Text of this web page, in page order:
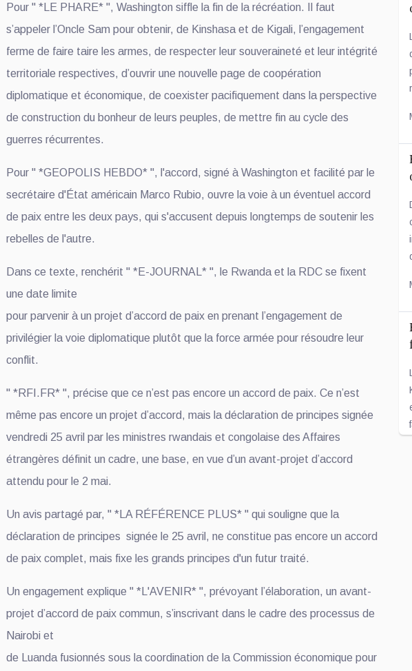
Pour " *LE PHARE* ", Washington siffle la fin de la récréation. Il faut
s’appeler l’Oncle Sam pour obtenir, de Kinshasa et de Kigali, l’engagement
ferme de faire taire les armes, de respecter leur souveraineté et leur intégrité
territoriale respectives, d’ouvrir une nouvelle page de coopération
diplomatique et économique, de coexister pacifiquement dans la perspective
de construction du bonheur de leurs peuples, de mettre fin au cycle des
guerres récurrentes.
Pour " *GEOPOLIS HEBDO* ", l'accord, signé à Washington et facilité par le
secrétaire d'État américain Marco Rubio, ouvre la voie à un éventuel accord
de paix entre les deux pays, qui s'accusent depuis longtemps de soutenir les
rebelles de l'autre.
Dans ce texte, renchérit " *E-JOURNAL* ", le Rwanda et la RDC se fixent
une date limite
pour parvenir à un projet d’accord de paix en prenant l’engagement de
privilégier la voie diplomatique plutôt que la force armée pour résoudre leur
conflit.
" *RFI.FR* ", précise que ce n’est pas encore un accord de paix. Ce n’est
même pas encore un projet d’accord, mais la déclaration de principes signée
vendredi 25 avril par les ministres rwandais et congolaise des Affaires
étrangères définit un cadre, une base, en vue d’un avant-projet d’accord
attendu pour le 2 mai.
Un avis partagé par, " *LA RÉFÉRENCE PLUS* " qui souligne que la
déclaration de principes signée le 25 avril, ne constitue pas encore un accord
de paix complet, mais fixe les grands principes d'un futur traité.
Un engagement explique " *L'AVENIR* ", prévoyant l’élaboration, un avant-
projet d’accord de paix commun, s’inscrivant dans le cadre des processus de
Nairobi et
de Luanda fusionnés sous la coordination de la Commission économique pour